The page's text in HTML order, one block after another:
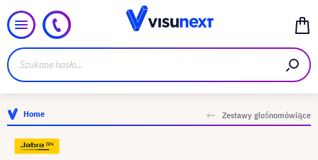
Home Zestawy głośnomówiące